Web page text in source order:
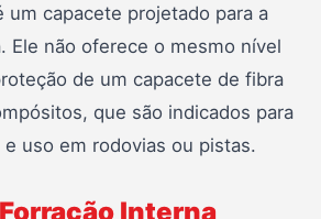
um capacete projetado para a
Ele não oferece o mesmo nível
de um capacete de fibra
que são indicados para
uso em rodovias ou pistas.
Interna